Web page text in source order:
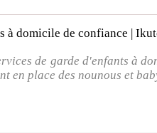
de garde d'enfants à
en place des nounous et